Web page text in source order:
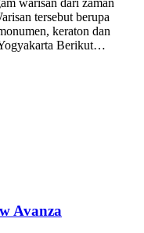
tersebut berupa
keraton dan
Berikut…
Avanza